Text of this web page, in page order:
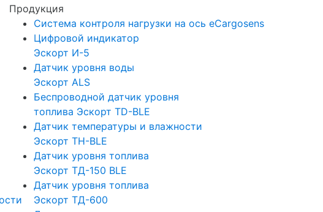
Продукция
Cистема контроля нагрузки на ось eCargosens
Цифровой индикатор
Эскорт И-5
Датчик уровня воды
Эскорт ALS
Беспроводной датчик уровня
топлива Эскорт TD-BLE
Датчик температуры и влажности
Эскорт TH-BLE
Датчик уровня топлива
Эскорт ТД-150 BLE
Датчик уровня топлива
Эскорт ТД-600